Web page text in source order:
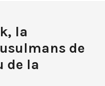
la
de
de la